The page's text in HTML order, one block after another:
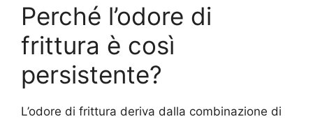
Perché l’odore di
frittura è così
persistente?
L’odore di frittura deriva dalla combinazione di